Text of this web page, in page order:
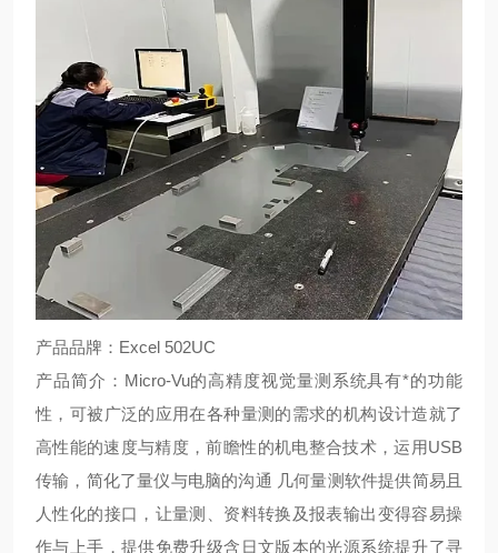
产品品牌： Excel 502UC
产品简介： Micro-Vu的高精度视觉量测系统具有*的功能
性，可被广泛的应用在各种量测的需求的机构设计造就了
高性能的速度与精度，前瞻性的机电整合技术，运用USB
传输，简化了量仪与电脑的沟通 几何量测软件提供简易且
人性化的接口，让量测、资料转换及报表输出变得容易操
作与上手， 提供免费升级含日文版本的光源系统提升了寻